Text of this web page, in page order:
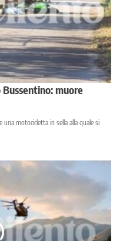
muore
motocicletta in sella alla quale si